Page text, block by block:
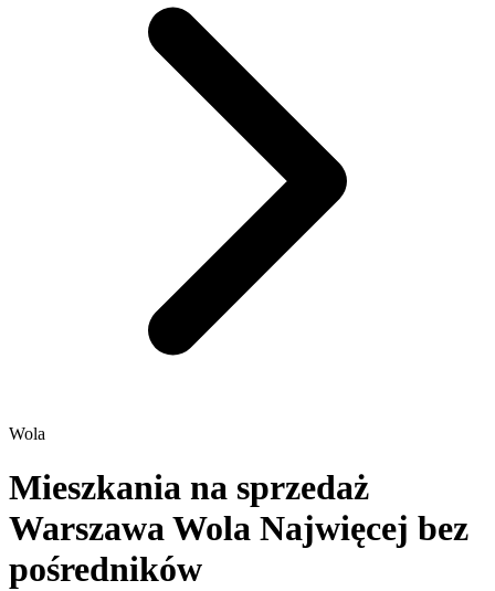
Wola
Mieszkania na sprzedaż
Warszawa Wola Najwięcej bez
pośredników